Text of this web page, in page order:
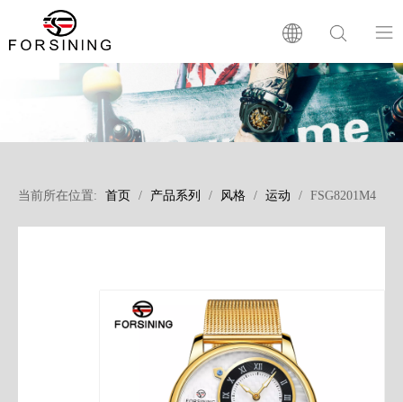
首页
品牌简介
产品系列
常问问题
当前所在位置: 首页 / 产品系列 / 风格 / 运动 / FSG8201M4